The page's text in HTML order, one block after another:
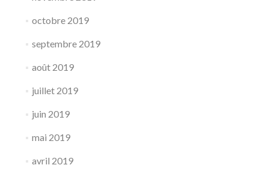
octobre 2019
septembre 2019
août 2019
juillet 2019
juin 2019
mai 2019
avril 2019